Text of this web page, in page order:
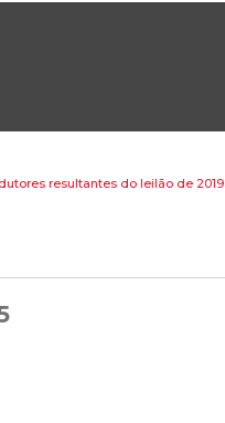
resultantes do leilão de 2019